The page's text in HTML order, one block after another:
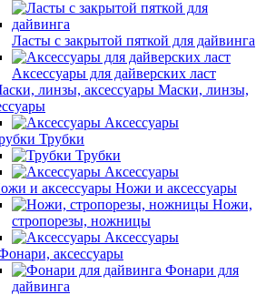
Ласты с закрытой пяткой для дайвинга
Аксессуары для дайверских ласт
Маски, линзы,
Аксессуары
Трубки
Трубки
Аксессуары
Ножи и аксессуары
Ножи,
стропорезы, ножницы
Аксессуары
аксессуары
Фонари для
дайвинга